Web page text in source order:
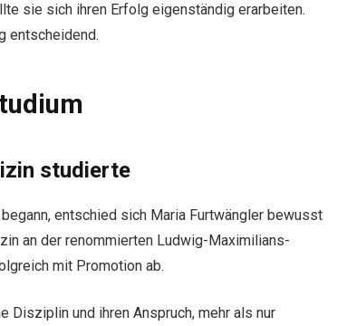
sie sich ihren Erfolg eigenständig erarbeiten.
entscheidend.
studierte
entschied sich Maria Furtwängler bewusst
an der renommierten Ludwig-Maximilians-
mit Promotion ab.
Disziplin und ihren Anspruch, mehr als nur